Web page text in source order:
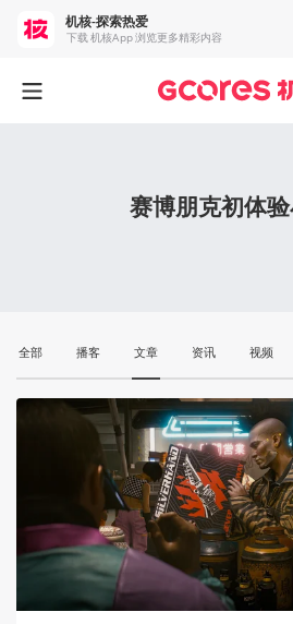
赛博朋克初体
全部 播客 文章 资讯 视频
机核-探索热爱
下载 机核App 浏览更多精彩内容